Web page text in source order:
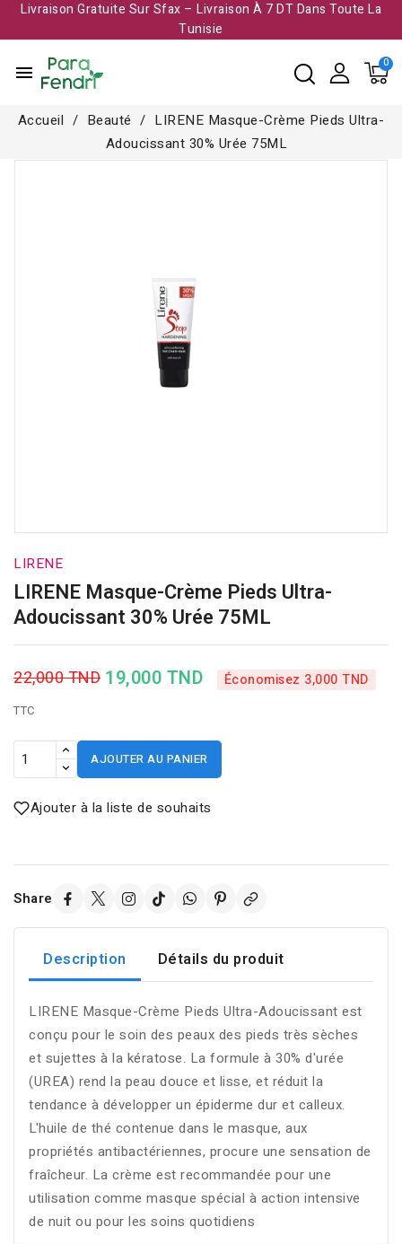
Livraison Gratuite Sur Sfax – Livraison À 7 DT Dans Toute La
Tunisie​
menu
Accueil Beauté
LIRENE Masque-Crème Pieds Ultra-
Adoucissant 30% Urée 75ML
LIRENE
LIRENE Masque-Crème Pieds Ultra-
Adoucissant 30% Urée 75ML
22,000 TND 19,000 TND Économisez 3,000 TND
TTC
AJOUTER AU PANIER
Ajouter à la liste de souhaits
Share
Description Détails du produit
LIRENE Masque-Crème Pieds Ultra-Adoucissant est
conçu pour le soin des peaux des pieds très sèches
et sujettes à la kératose. La formule à 30% d'urée
(UREA) rend la peau douce et lisse, et réduit la
tendance à développer un épiderme dur et calleux.
L'huile de thé contenue dans le masque, aux
propriétés antibactériennes, procure une sensation de
fraîcheur. La crème est recommandée pour une
utilisation comme masque spécial à action intensive
de nuit ou pour les soins quotidiens